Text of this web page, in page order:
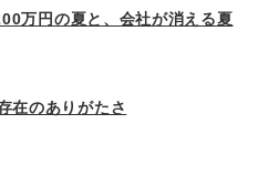
万円の夏と、会社が消える夏
在のありがたさ